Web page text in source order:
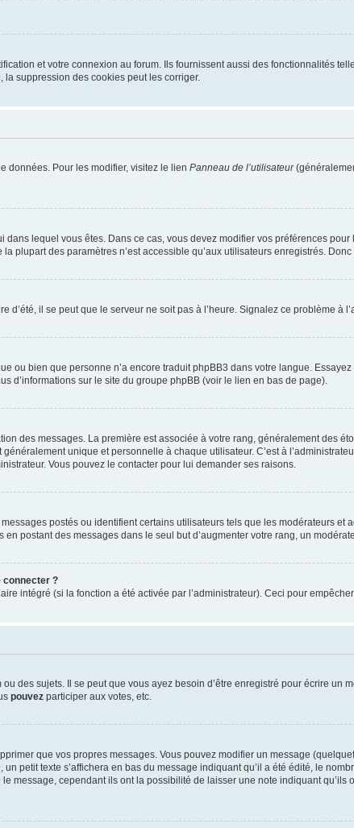
et votre connexion au forum. Ils fournissent aussi des fonctionnalités
la suppression des cookies peut les corriger.
données. Pour les modifier, visitez le lien Panneau de l’utilisateur
dans lequel vous êtes. Dans ce cas, vous devez modifier vos préférences
plupart des paramètres n’est accessible qu’aux utilisateurs enregistrés.
d’été, il se peut que le serveur ne soit pas à l’heure. Signalez ce problème à
ou bien que personne n’a encore traduit phpBB3 dans votre langue.
d’informations sur le site du groupe phpBB (voir le lien en bas de page).
des messages. La première est associée à votre rang, généralement des
unique et personnelle à chaque utilisateur. C’est à
Vous pouvez le contacter pour lui demander ses raisons.
postés ou identifient certains utilisateurs tels que les modérateurs et
en postant des messages dans le seul but d’augmenter votre rang, un
connecter ?
intégré (si la fonction a été activée par l’administrateur). Ceci pour
des sujets. Il se peut que vous ayez besoin d’être enregistré pour écrire un
pouvez participer aux votes, etc.
que vos propres messages. Vous pouvez modifier un message
petit texte s’affichera en bas du message indiquant qu’il a été édité, le
message, cependant ils ont la possibilité de laisser une note indiquant